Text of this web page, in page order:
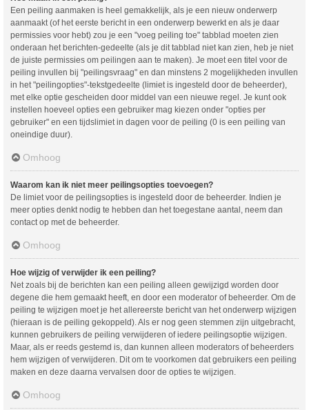
Een peiling aanmaken is heel gemakkelijk, als je een nieuw onderwerp
aanmaakt (of het eerste bericht in een onderwerp bewerkt en als je daar
permissies voor hebt) zou je een "voeg peiling toe" tabblad moeten zien
onderaan het berichten-gedeelte (als je dit tabblad niet kan zien, heb je niet
de juiste permissies om peilingen aan te maken). Je moet een titel voor de
peiling invullen bij "peilingsvraag" en dan minstens 2 mogelijkheden invullen
in het "peilingopties"-tekstgedeelte (limiet is ingesteld door de beheerder),
met elke optie gescheiden door middel van een nieuwe regel. Je kunt ook
instellen hoeveel opties een gebruiker mag kiezen onder "opties per
gebruiker" en een tijdslimiet in dagen voor de peiling (0 is een peiling van
oneindige duur).
Omhoog
Waarom kan ik niet meer peilingsopties toevoegen?
De limiet voor de peilingsopties is ingesteld door de beheerder. Indien je
meer opties denkt nodig te hebben dan het toegestane aantal, neem dan
contact op met de beheerder.
Omhoog
Hoe wijzig of verwijder ik een peiling?
Net zoals bij de berichten kan een peiling alleen gewijzigd worden door
degene die hem gemaakt heeft, en door een moderator of beheerder. Om de
peiling te wijzigen moet je het allereerste bericht van het onderwerp wijzigen
(hieraan is de peiling gekoppeld). Als er nog geen stemmen zijn uitgebracht,
kunnen gebruikers de peiling verwijderen of iedere peilingsoptie wijzigen.
Maar, als er reeds gestemd is, dan kunnen alleen moderators of beheerders
hem wijzigen of verwijderen. Dit om te voorkomen dat gebruikers een peiling
maken en deze daarna vervalsen door de opties te wijzigen.
Omhoog